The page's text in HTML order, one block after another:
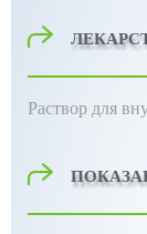
Раствор для